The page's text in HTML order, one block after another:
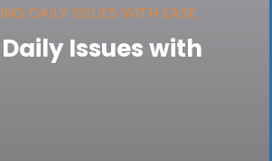
DAILY ISSUES WITH EASE
Issues with